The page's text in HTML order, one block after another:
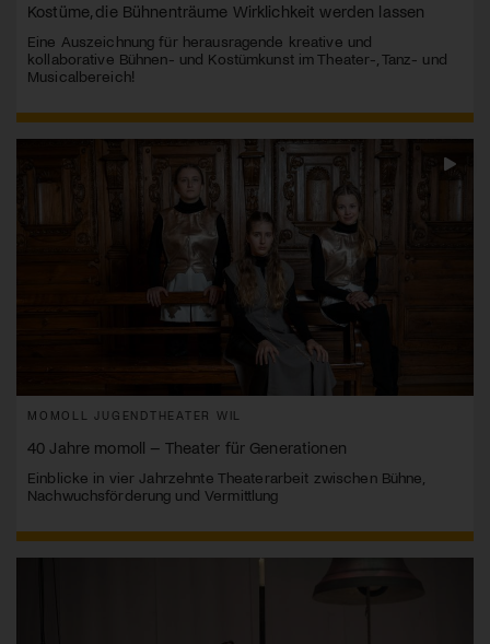
Kostüme, die Bühnenträume Wirklichkeit werden lassen
Eine Auszeichnung für herausragende kreative und
kollaborative Bühnen- und Kostümkunst im Theater-, Tanz- und
Musicalbereich!
MOMOLL JUGENDTHEATER WIL
40 Jahre momoll – Theater für Generationen
Einblicke in vier Jahrzehnte Theaterarbeit zwischen Bühne,
Nachwuchsförderung und Vermittlung